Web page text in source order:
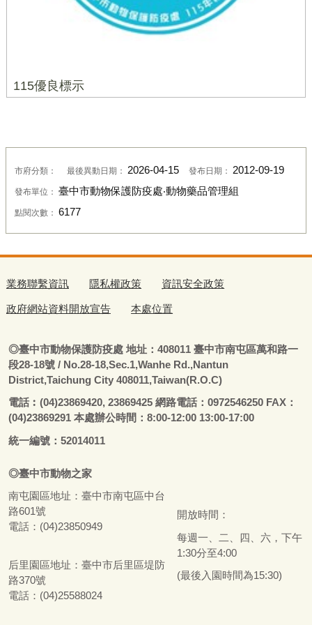
115優良標示
市府分類： 最後異動日期： 2026-04-15 發布日期： 2012-09-19
發布單位： 臺中市動物保護防疫處‧動物藥品管理組
點閱次數： 6177
業務聯繫資訊 隱私權政策 資訊安全政策
政府網站資料開放宣告 本處位置
◎臺中市動物保護防疫處地址：408011 臺中市南屯區萬和路一
段28-18號 / No.28-18,Sec.1,Wanhe Rd.,Nantun
District,Taichung City 408011,Taiwan(R.O.C)
電話︰ (04)23869420, 23869425 網路電話：0972546250 FAX：
(04)23869291 本處辦公時間：8:00-12:00 13:00-17:00
統一編號：52014011
◎臺中市動物之家
南屯園區地址： 臺中市南屯區中台
路601號
電話：(04)23850949
后里園區地址： 臺中市后里區堤防
路370號
電話：(04)25588024
開放時間：
每週一、二、四、六，下午
1:30分至4:00
(最後入園時間為15:30)